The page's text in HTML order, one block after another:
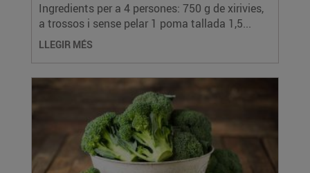
Ingredients per a 4 persones: 750 g de xirivies,
a trossos i sense pelar 1 poma tallada 1,5...
LLEGIR MÉS